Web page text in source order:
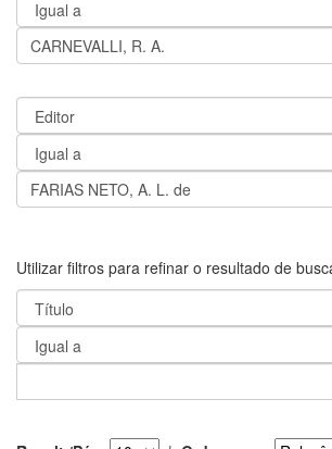
Utilizar filtros para refinar o resultado de